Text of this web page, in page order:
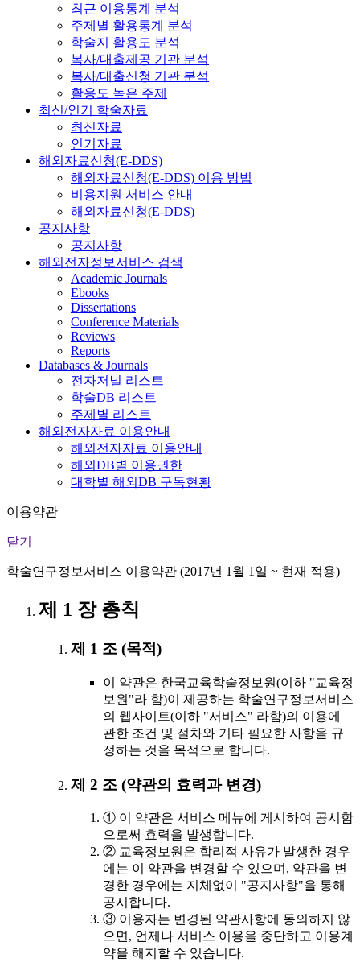
최근 이용통계 분석
주제별 활용통계 분석
학술지 활용도 분석
복사/대출제공 기관 분석
복사/대출신청 기관 분석
활용도 높은 주제
최신/인기 학술자료
최신자료
인기자료
해외자료신청(E-DDS)
해외자료신청(E-DDS) 이용 방법
비용지원 서비스 안내
해외자료신청(E-DDS)
공지사항
공지사항
해외전자정보서비스 검색
Academic Journals
Ebooks
Dissertations
Conference Materials
Reviews
Reports
Databases & Journals
전자저널 리스트
학술DB 리스트
주제별 리스트
해외전자자료 이용안내
해외전자자료 이용안내
해외DB별 이용권한
대학별 해외DB 구독현황
이용약관
닫기
학술연구정보서비스 이용약관 (2017년 1월 1일 ~ 현재 적용)
제 1 장 총칙
제 1 조 (목적)
이 약관은 한국교육학술정보원(이하 "교육정
보원"라 함)이 제공하는 학술연구정보서비스
의 웹사이트(이하 "서비스" 라함)의 이용에
관한 조건 및 절차와 기타 필요한 사항을 규
정하는 것을 목적으로 합니다.
제 2 조 (약관의 효력과 변경)
① 이 약관은 서비스 메뉴에 게시하여 공시함
으로써 효력을 발생합니다.
② 교육정보원은 합리적 사유가 발생한 경우
에는 이 약관을 변경할 수 있으며, 약관을 변
경한 경우에는 지체없이 "공지사항"을 통해
공시합니다.
③ 이용자는 변경된 약관사항에 동의하지 않
으면, 언제나 서비스 이용을 중단하고 이용계
약을 해지할 수 있습니다.